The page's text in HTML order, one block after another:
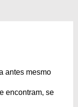
antes mesmo
encontram, se